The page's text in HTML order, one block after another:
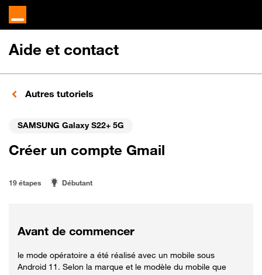
Aide et contact
Autres tutoriels
SAMSUNG Galaxy S22+ 5G
Créer un compte Gmail
19 étapes Débutant
Avant de commencer
le mode opératoire a été réalisé avec un mobile sous
Android 11. Selon la marque et le modèle du mobile que